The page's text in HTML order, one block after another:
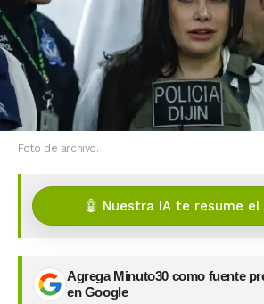
Foto de archivo.
🤖 Nuestra IA te resume
Agrega Minuto30 como fuente
en Google